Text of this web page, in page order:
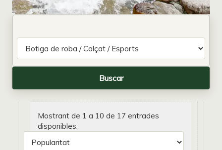
Mostrant de 1 a 10 de 17 entrades
disponibles.